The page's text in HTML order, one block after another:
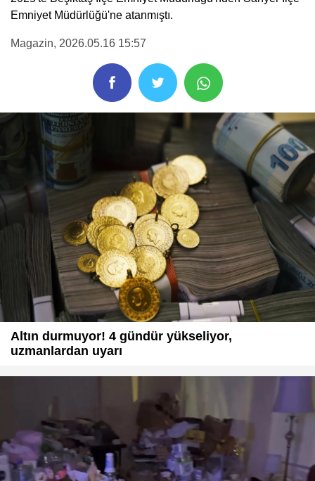
Emniyet Müdürlüğü'ne atanmıştı.
Magazin, 2026.05.16 15:57
Altın durmuyor! 4 gündür yükseliyor,
uzmanlardan uyarı